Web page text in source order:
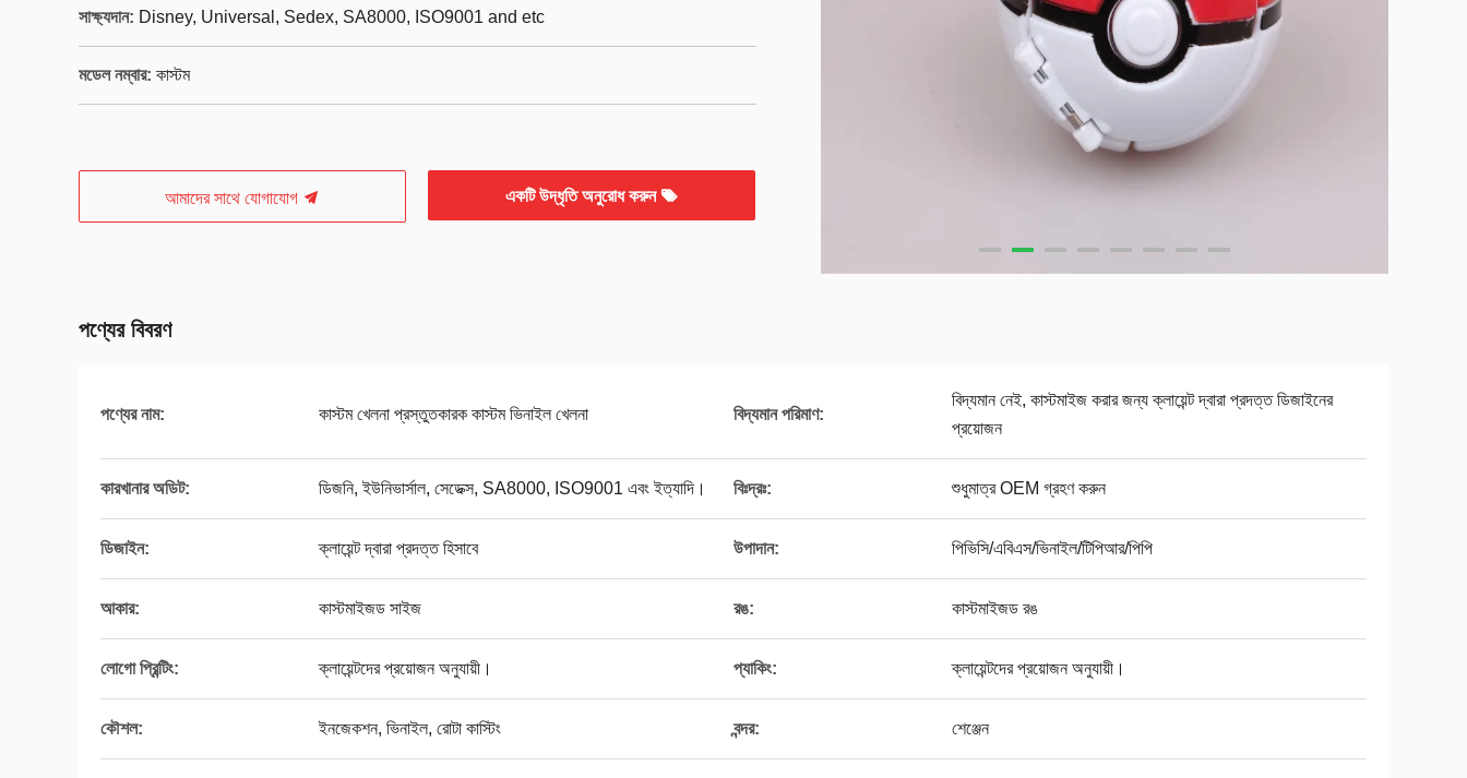
সাক্ষ্যদান: Disney, Universal, Sedex, SA8000, ISO9001 and etc
মডেল নম্বার: কাস্টম
আমাদের সাথে যোগাযোগ একটি উদ্ধৃতি অনুরোধ করুন
পণ্যের বিবরণ
পণ্যের নাম: কাস্টম খেলনা প্রস্তুতকারক কাস্টম ভিনাইল খেলনা বিদ্যমান পরিমাণ:
বিদ্যমান নেই, কাস্টমাইজ করার জন্য ক্লায়েন্ট দ্বারা প্রদত্ত ডিজাইনের
প্রয়োজন
কারখানার অডিট: ডিজনি, ইউনিভার্সাল, সেডেক্স, SA8000, ISO9001 এবং ইত্যাদি। বিঃদ্রঃ: শুধুমাত্র OEM গ্রহণ করুন
ডিজাইন: ক্লায়েন্ট দ্বারা প্রদত্ত হিসাবে উপাদান: পিভিসি/এবিএস/ভিনাইল/টিপিআর/পিপি
আকার: কাস্টমাইজড সাইজ রঙ: কাস্টমাইজড রঙ
লোগো প্রিন্টিং: ক্লায়েন্টদের প্রয়োজন অনুযায়ী। প্যাকিং: ক্লায়েন্টদের প্রয়োজন অনুযায়ী।
কৌশল: ইনজেকশন, ভিনাইল, রোটা কাস্টিং বন্দর: শেঞ্জেন